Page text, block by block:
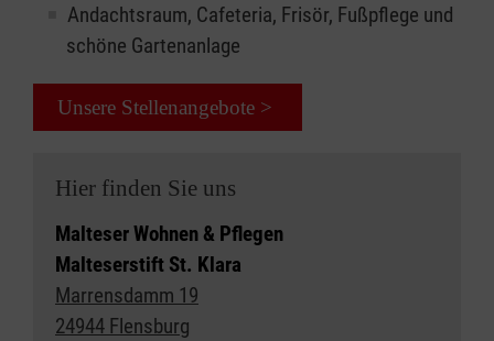
Andachtsraum, Cafeteria, Frisör, Fußpflege und
schöne Gartenanlage
Unsere Stellenangebote >
Hier finden Sie uns
Malteser Wohnen & Pflegen
Malteserstift St. Klara
Marrensdamm 19
24944 Flensburg